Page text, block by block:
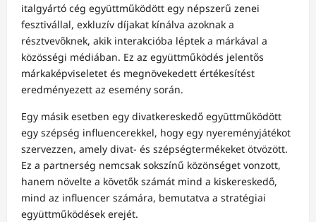
italgyártó cég együttműködött egy népszerű zenei
fesztivállal, exkluzív díjakat kínálva azoknak a
résztvevőknek, akik interakcióba léptek a márkával a
közösségi médiában. Ez az együttműködés jelentős
márkaképviseletet és megnövekedett értékesítést
eredményezett az esemény során.
Egy másik esetben egy divatkereskedő együttműködött
egy szépség influencerekkel, hogy egy nyereményjátékot
szervezzen, amely divat- és szépségtermékeket ötvözött.
Ez a partnerség nemcsak sokszínű közönséget vonzott,
hanem növelte a követők számát mind a kiskereskedő,
mind az influencer számára, bemutatva a stratégiai
együttműködések erejét.